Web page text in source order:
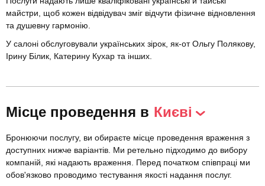
майстри, щоб кожен відвідувач зміг відчути фізичне відновлення
та душевну гармонію.
У салоні обслуговували українських зірок, як-от Ольгу Полякову,
Ірину Білик, Катерину Кухар та інших.
Місце проведення в Києві
Бронюючи послугу, ви обираєте місце проведення враження з
доступних нижче варіантів. Ми ретельно підходимо до вибору
компаній, які надають враження. Перед початком співпраці ми
обов'язково проводимо тестування якості надання послуг.